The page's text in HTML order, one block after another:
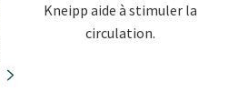
Kneipp aide à stimuler la
circulation.